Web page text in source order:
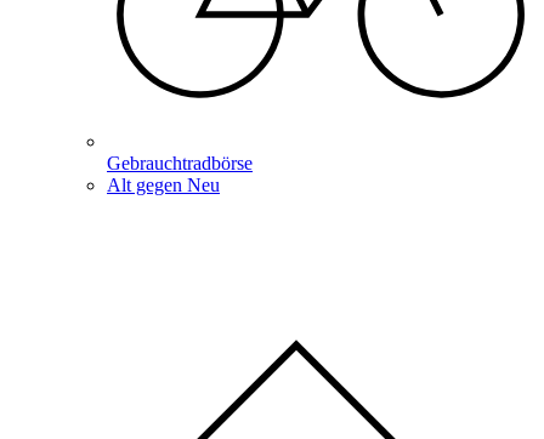
Gebrauchtradbörse
Alt gegen Neu